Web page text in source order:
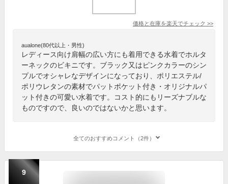
価格と在庫を楽天でチェック >>
aualone(80代以上・男性)
レディース向け肩幅の広い方にも着用できる水着でホルタ
ーネックのビキニです。ブラック又はピンクカラーのシン
プルでオシャレなデザインになっており、ポリエステル/
ポリウレタンの素材でパットポケット付き・オリジナルパ
ット付きの可愛い水着です。コスト的にもリーズナブルな
ものですので、良いのではないかと思います。
全てのおすすめコメント（2件）
9